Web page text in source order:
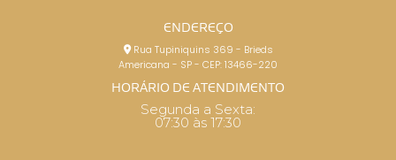
ENDEREÇO
Rua Tupiniquins 369 - Brieds
Americana - SP - CEP: 13466-220
HORÁRIO DE ATENDIMENTO
Segunda a Sexta:
07:30 às 17:30